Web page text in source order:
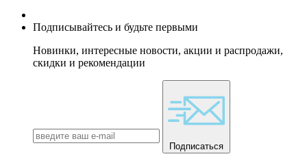
Подписывайтесь и будьте первыми
Новинки, интересные новости, акции и распродажи,
скидки и рекомендации
Подписаться